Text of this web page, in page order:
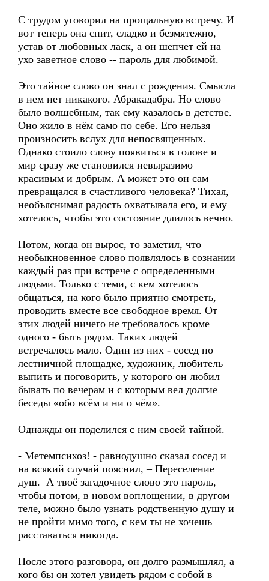
С трудом уговорил на прощальную встречу. И
вот теперь она спит, сладко и безмятежно,
устав от любовных ласк, а он шепчет ей на
ухо заветное слово -- пароль для любимой.
Это тайное слово он знал с рождения. Смысла
в нем нет никакого. Абракадабра. Но слово
было волшебным, так ему казалось в детстве.
Оно жило в нём само по себе. Его нельзя
произносить вслух для непосвященных.
Однако стоило слову появиться в голове и
мир сразу же становился невыразимо
красивым и добрым. А может это он сам
превращался в счастливого человека? Тихая,
необъяснимая радость охватывала его, и ему
хотелось, чтобы это состояние длилось вечно.
Потом, когда он вырос, то заметил, что
необыкновенное слово появлялось в сознании
каждый раз при встрече с определенными
людьми. Только с теми, с кем хотелось
общаться, на кого было приятно смотреть,
проводить вместе все свободное время. От
этих людей ничего не требовалось кроме
одного - быть рядом. Таких людей
встречалось мало. Один из них - сосед по
лестничной площадке, художник, любитель
выпить и поговорить, у которого он любил
бывать по вечерам и с которым вел долгие
беседы «обо всём и ни о чём».
Однажды он поделился с ним своей тайной.
- Метемпсихоз! - равнодушно сказал сосед и
на всякий случай пояснил, – Переселение
душ. А твоё загадочное слово это пароль,
чтобы потом, в новом воплощении, в другом
теле, можно было узнать родственную душу и
не пройти мимо того, с кем ты не хочешь
расставаться никогда.
После этого разговора, он долго размышлял, а
кого бы он хотел увидеть рядом с собой в